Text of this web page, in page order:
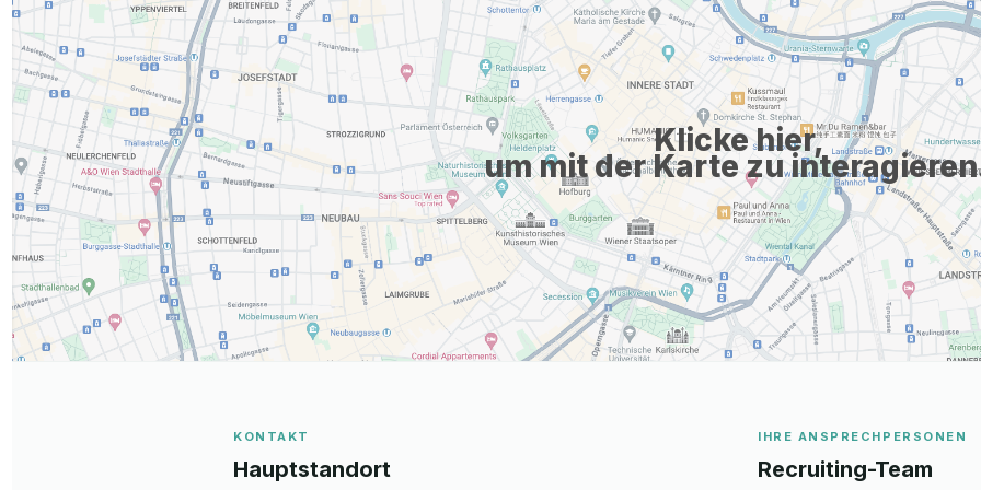
Klicke hier,
um mit der Karte zu
KONTAKT
Hauptstandort
IHRE ANSPRECHPERSONEN
Recruiting-Team